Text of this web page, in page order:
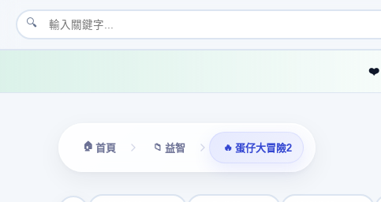
🔍
❤️
🏠 首頁 📁 益智 🔥 蛋仔大冒險2